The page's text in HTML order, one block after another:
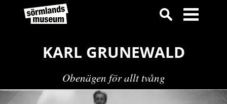
KARL GRUNEWALD
Obenägen för allt tvång